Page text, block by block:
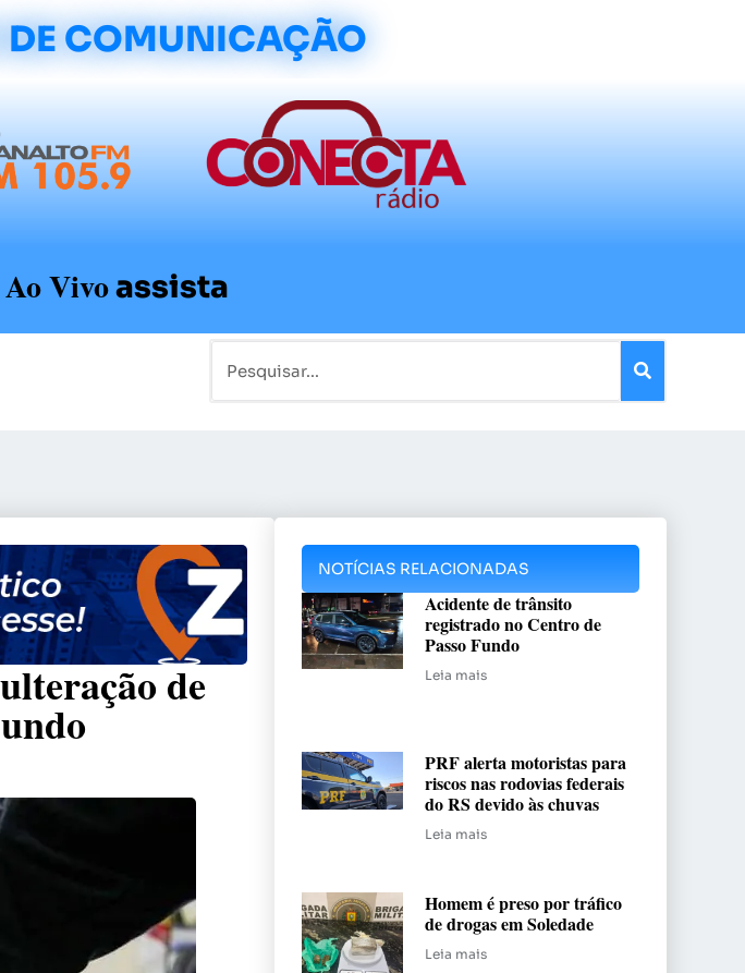
DE COMUNICAÇÃO
Ao Vivoassista
de
NOTÍCIAS RELACIONADAS
Acidente de trânsito
registrado no Centro de
Passo Fundo
Leia mais
PRF alerta motoristas para
riscos nas rodovias federais
do RS devido às chuvas
Leia mais
Homem é preso por tráfico
de drogas em Soledade
Leia mais